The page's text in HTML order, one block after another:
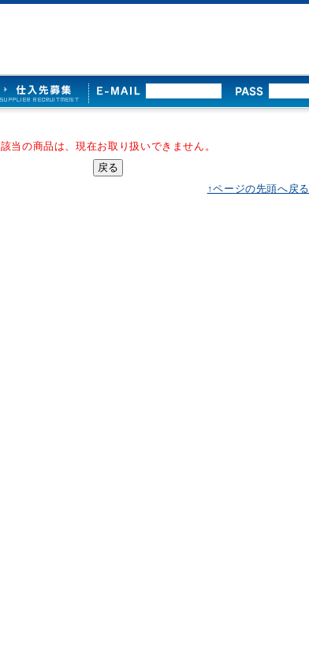
該当の商品は、現在お取り扱いできません。
↑ページの先頭へ戻る